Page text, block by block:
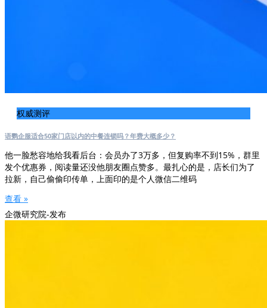
权威测评
语鹦企服适合50家门店以内的中餐连锁吗？年费大概多少？
他一脸愁容地给我看后台：会员办了3万多，但复购率不到15%，群里
发个优惠券，阅读量还没他朋友圈点赞多。最扎心的是，店长们为了
拉新，自己偷偷印传单，上面印的是个人微信二维码
查看 »
企微研究院-发布